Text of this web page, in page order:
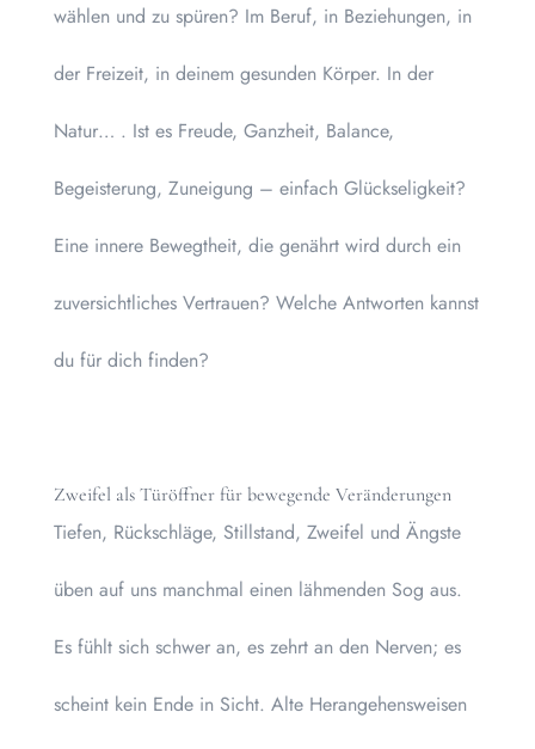
wählen und zu spüren? Im Beruf, in Beziehungen, in
der Freizeit, in deinem gesunden Körper. In der
Natur… . Ist es Freude, Ganzheit, Balance,
Begeisterung, Zuneigung – einfach Glückseligkeit?
Eine innere Bewegtheit, die genährt wird durch ein
zuversichtliches Vertrauen? Welche Antworten kannst
du für dich finden?
Zweifel als Türöffner für bewegende Veränderungen
Tiefen, Rückschläge, Stillstand, Zweifel und Ängste
üben auf uns manchmal einen lähmenden Sog aus.
Es fühlt sich schwer an, es zehrt an den Nerven; es
scheint kein Ende in Sicht. Alte Herangehensweisen